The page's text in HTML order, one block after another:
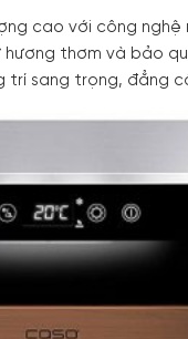
cao với công
hương thơm và
sang trọng, đẳng